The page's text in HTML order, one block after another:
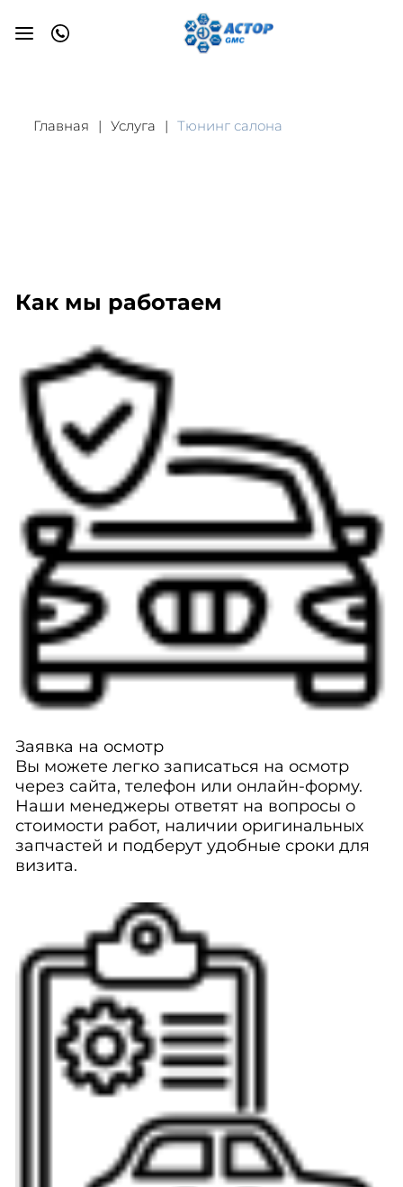
Главная Услуга Тюнинг салона
Как мы работаем
Заявка на осмотр
Вы можете легко записаться на осмотр
через сайта, телефон или онлайн-форму.
Наши менеджеры ответят на вопросы о
стоимости работ, наличии оригинальных
запчастей и подберут удобные сроки для
визита.